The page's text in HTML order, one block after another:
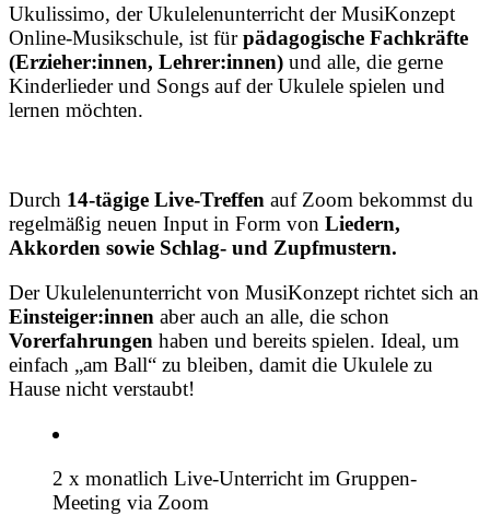
Ukulissimo, der Ukulelenunterricht der MusiKonzept
Online-Musikschule, ist fürpädagogische Fachkräfte
(Erzieher:innen, Lehrer:innen) und alle, die gerne
Kinderlieder und Songs auf der Ukulele spielen und
lernen möchten.
Durch 14-tägige Live-Treffen auf Zoom bekommst du
regelmäßig neuen Input in Form von Liedern,
Akkorden sowie Schlag- und Zupfmustern.
Der Ukulelenunterricht von MusiKonzept richtet sich an
Einsteiger:innen aber auch an alle, die schon
Vorerfahrungen haben und bereits spielen. Ideal, um
einfach „am Ball“ zu bleiben, damit die Ukulele zu
Hause nicht verstaubt!
2 x monatlich Live-Unterricht im Gruppen-
Meeting via Zoom